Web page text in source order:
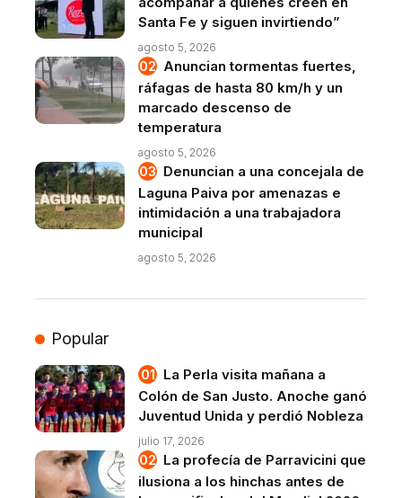
Santa Fe y siguen invirtiendo”
agosto 5, 2026
Anuncian tormentas fuertes,
ráfagas de hasta 80 km/h y un
marcado descenso de
temperatura
agosto 5, 2026
Denuncian a una concejala de
Laguna Paiva por amenazas e
intimidación a una trabajadora
municipal
agosto 5, 2026
Popular
La Perla visita mañana a
Colón de San Justo. Anoche ganó
Juventud Unida y perdió Nobleza
julio 17, 2026
La profecía de Parravicini que
ilusiona a los hinchas antes de